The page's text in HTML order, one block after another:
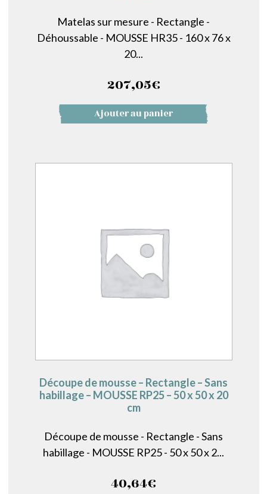
Matelas sur mesure - Rectangle -
Déhoussable - MOUSSE HR35 - 160 x 76 x
20...
207,05€
Ajouter au panier
Découpe de mousse – Rectangle – Sans
habillage – MOUSSE RP25 – 50 x 50 x 20
cm
Découpe de mousse - Rectangle - Sans
habillage - MOUSSE RP25 - 50 x 50 x 2...
40,64€